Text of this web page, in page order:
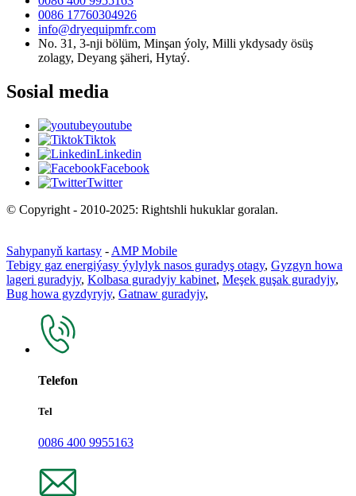
0086 17760304926
info@dryequipmfr.com
No. 31, 3-nji bölüm, Minşan ýoly, Milli ykdysady ösüş
zolagy, Deyang şäheri, Hytaý.
Sosial media
youtube
Tiktok
Linkedin
Facebook
Twitter
© Copyright - 2010-2025: Rightshli hukuklar goralan.
Sahypanyň kartasy - AMP Mobile
Tebigy gaz energiýasy ýylylyk nasos guradyş otagy, Gyzgyn howa
lageri guradyjy, Kolbasa guradyjy kabinet, Meşek guşak guradyjy,
Bug howa gyzdyryjy, Gatnaw guradyjy,
Telefon
Tel
0086 400 9955163